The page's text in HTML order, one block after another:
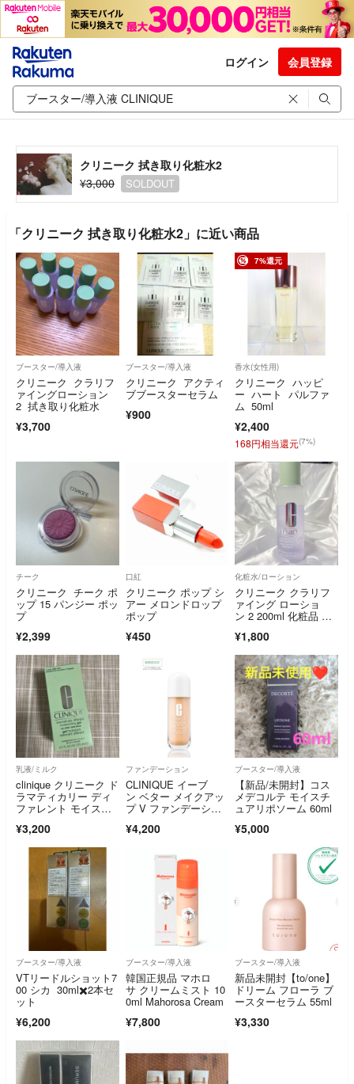
ログイン 会員登録
クリニーク 拭き取り化粧水2
¥3,000
SOLDOUT
「クリニーク 拭き取り化粧水2」に近い商品
ブースター/導入液
クリニーク クラリフ
ァイングローション
2 拭き取り化粧水
¥3,700
ブースター/導入液
クリニーク アクティ
ブブースターセラム
¥900
7%還元
香水(女性用)
クリニーク ハッピ
ー ハート パルファ
ム 50ml
¥2,400
168円相当還元(7%)
チーク
クリニーク チーク ポ
ップ 15 パンジー ポッ
プ
¥2,399
口紅
クリニーク ポップ シ
アー メロンドロップ
ポップ
¥450
化粧水/ローション
クリニーク クラリフ
ァイング ローショ
ン 2 200ml 化粧品 コ
¥1,800
乳液/ミルク
clinique クリニーク ド
ラマティカリー ディ
ファレント モイスチ
¥3,200
ファンデーション
CLINIQUE イーブ
ン ベター メイクアッ
プ V ファンデーショ
¥4,200
ブースター/導入液
【新品/未開封】コス
メデコルテ モイスチ
ュアリポソーム 60ml
¥5,000
ブースター/導入液
VTリードルショット7
00 シカ 30ml✖️2本セ
ット
¥6,200
ブースター/導入液
韓国正規品 マホロ
サ クリームミスト 10
0ml Mahorosa Cream
¥7,800
ブースター/導入液
新品未開封【to/one】
ドリーム フローラ ブ
ースターセラム 55ml
¥3,330